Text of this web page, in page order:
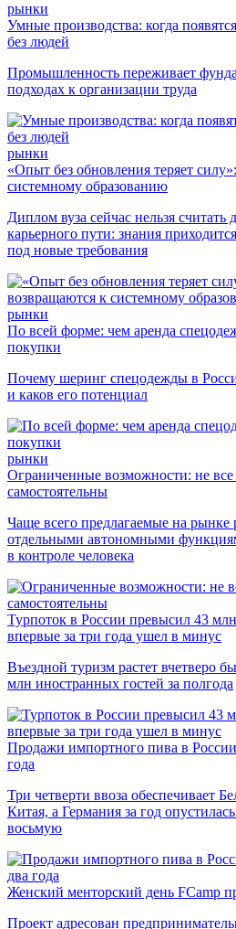
рынки
Умные производства: когда
без людей
Промышленность переживает
подходах к организации труда
рынки
«Опыт без обновления теряет
системному образованию
Диплом вуза сейчас нельзя считать
карьерного пути: знания
под новые требования
рынки
По всей форме: чем аренда
покупки
Почему шеринг спецодежды в
и каков его потенциал
рынки
Ограниченные возможности: не
самостоятельны
Чаще всего предлагаемые на рынке
отдельными автономными
в контроле человека
Турпоток в России превысил 43
впервые за три года ушел в минус
Въездной туризм растет вчетверо
млн иностранных гостей за полгода
Продажи импортного пива в России
года
Три четверти ввоза обеспечивает
Китая, а Германия за год
восьмую
Женский менторский день FCamp
Проект адресован